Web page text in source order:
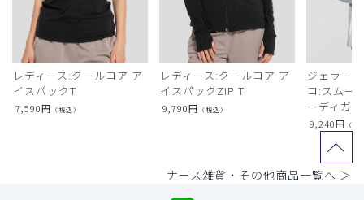
レディース:クールコア ア
イスパックT
7,590円 （税込）
レディース:クールコア ア
イスパックZIP T
9,790円 （税込）
ジェラー
コ:スムー
ーディガン
9,240円 （税
ナース雑貨・その他商品一覧へ ＞